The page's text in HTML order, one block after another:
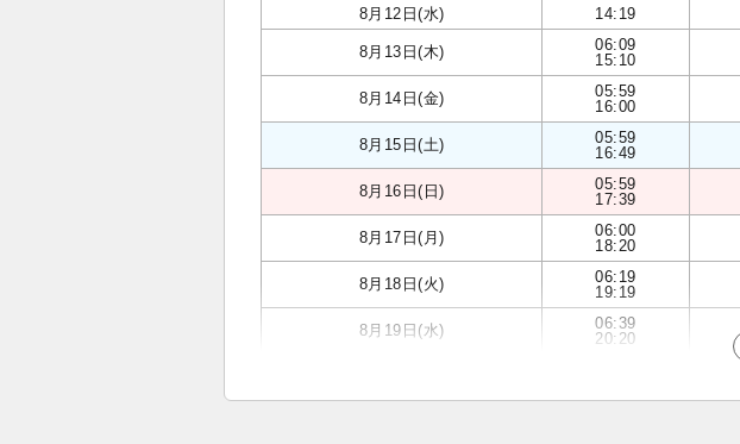
8月12日(水)
14:19
8月13日(木)
06:09
15:10
8月14日(金)
05:59
16:00
8月15日(土)
05:59
16:49
8月16日(日)
05:59
17:39
8月17日(月)
06:00
18:20
8月18日(火)
06:19
19:19
8月19日(水)
06:39
20:20